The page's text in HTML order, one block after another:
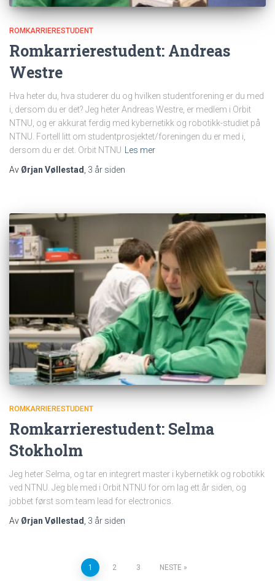
ROMKARRIERESTUDENT
Romkarrierestudent: Andreas
Westre
Hva heter du, hva studerer du og hvilken studentforening er du med
i, dersom du er det? Jeg heter Andreas Westre, er medlem i Orbit
NTNU, og er akkurat ferdig med kybernetikk og robotikk-studiet på
NTNU. Fortell litt om studentprosjektet/foreningen du er med i,
dersom du er det. Orbit NTNU
Les mer
Av Ørjan Vøllestad 3 år siden
ROMKARRIERESTUDENT
Romkarrierestudent: Selma
Stokholm
Jeg heter Selma, og tar en integrert master i kybernetikk og robotikk
ved NTNU. Jeg ble med i Orbit NTNU for om lag ett år siden, og
jobbet først som team lead for electronics.
Av Ørjan Vøllestad 3 år siden
Sidepaginering
1 2 3 NESTE